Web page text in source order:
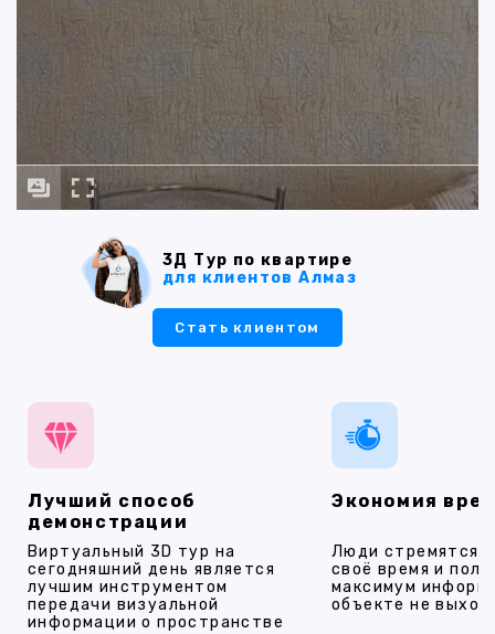
3Д Тур по квартире
для клиентов Алмаз
Стать клиентом
Лучший способ
демонстрации
Виртуальный 3D тур на
сегодняшний день является
лучшим инструментом
передачи визуальной
информации о пространстве
Экономия
Люди стремятся
своё время и
максимум
объекте не